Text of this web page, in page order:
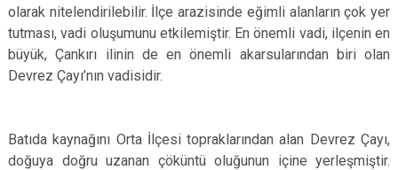
olarak nitelendirilebilir. İlçe arazisinde eğimli alanların çok yer
tutması, vadi oluşumunu etkilemiştir. En önemli vadi, ilçenin en
büyük, Çankırı ilinin de en önemli akarsularından biri olan
Devrez Çayı’nın vadisidir.
Batıda kaynağını Orta İlçesi topraklarından alan Devrez Çayı,
doğuya doğru uzanan çöküntü oluğunun içine yerleşmiştir.